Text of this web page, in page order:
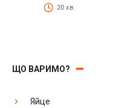
20 хв.
ЩО ВАРИМО?
Яйце